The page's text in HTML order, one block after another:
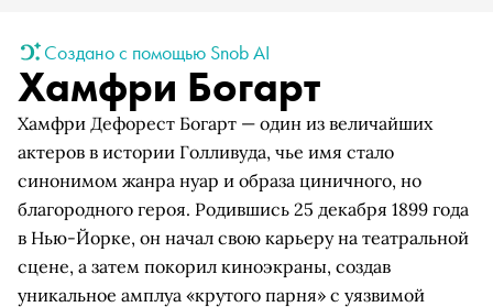
Создано с помощью Snob AI
Хамфри Богарт
Хамфри Дефорест Богарт — один из величайших
актеров в истории Голливуда, чье имя стало
синонимом жанра нуар и образа циничного, но
благородного героя. Родившись 25 декабря 1899 года
в Нью-Йорке, он начал свою карьеру на театральной
сцене, а затем покорил киноэкраны, создав
уникальное амплуа «крутого парня» с уязвимой